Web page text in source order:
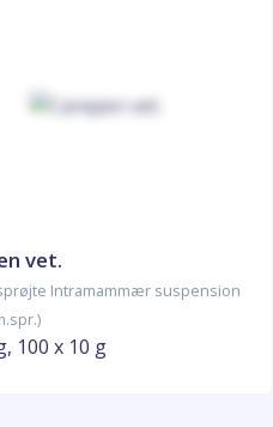
vet.
Intramammær suspension
100 x 10 g